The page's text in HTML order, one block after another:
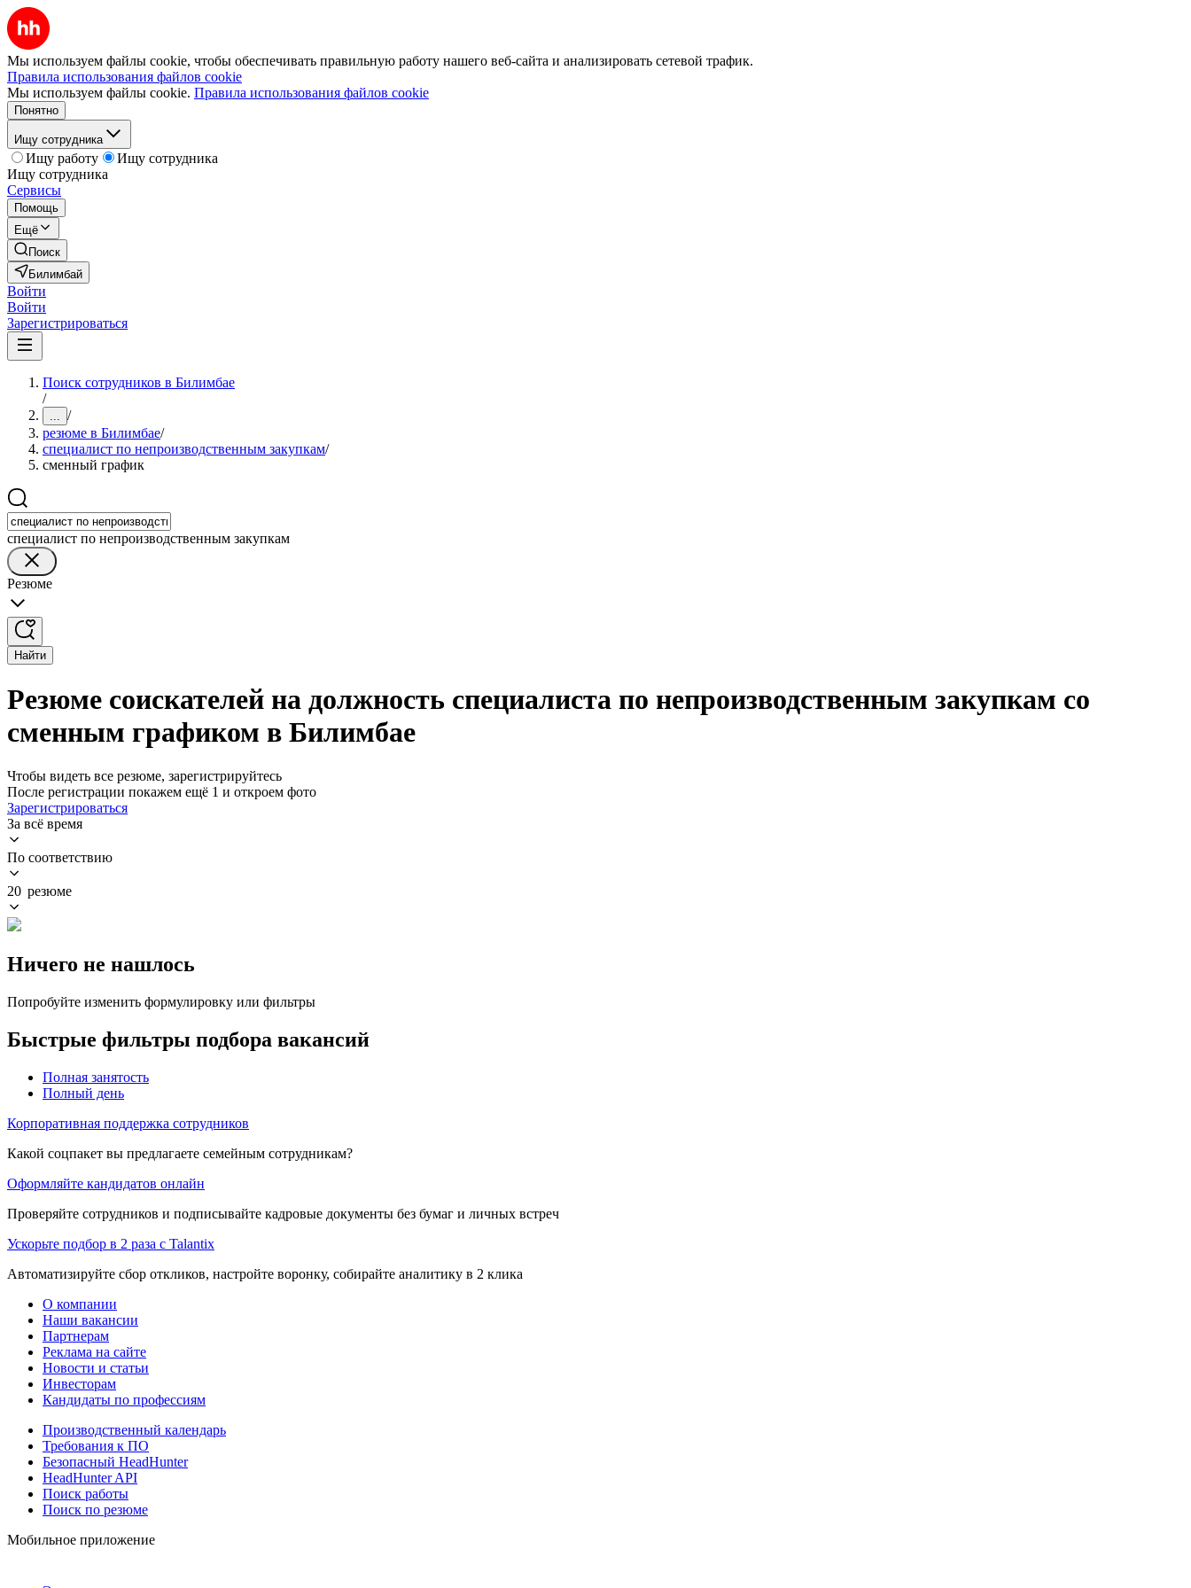
Мы используем файлы cookie, чтобы обеспечивать правильную работу нашего веб-сайта и анализировать сетевой трафик.
Правила использования файлов cookie
Мы используем файлы cookie. Правила использования файлов cookie
Понятно
Ищу сотрудника
Ищу работу
Ищу сотрудника
Ищу сотрудника
Сервисы
Помощь
Ещё
Поиск
Билимбай
Войти
Войти
Зарегистрироваться
Поиск сотрудников в Билимбае
/
... /
резюме в Билимбае/
специалист по непроизводственным закупкам/
сменный график
специалист по непроизводственным закупкам
Резюме
Найти
Резюме соискателей на должность специалиста по непроизводственным закупкам со
сменным графиком в Билимбае
Чтобы видеть все резюме, зарегистрируйтесь
После регистрации покажем ещё 1 и откроем фото
Зарегистрироваться
За всё время
По соответствию
20 резюме
Ничего не нашлось
Попробуйте изменить формулировку или фильтры
Быстрые фильтры подбора вакансий
Полная занятость
Полный день
Корпоративная поддержка сотрудников
Какой соцпакет вы предлагаете семейным сотрудникам?
Оформляйте кандидатов онлайн
Проверяйте сотрудников и подписывайте кадровые документы без бумаг и личных встреч
Ускорьте подбор в 2 раза с Talantix
Автоматизируйте сбор откликов, настройте воронку, собирайте аналитику в 2 клика
О компании
Наши вакансии
Партнерам
Реклама на сайте
Новости и статьи
Инвесторам
Кандидаты по профессиям
Производственный календарь
Требования к ПО
Безопасный HeadHunter
HeadHunter API
Поиск работы
Поиск по резюме
Мобильное приложение